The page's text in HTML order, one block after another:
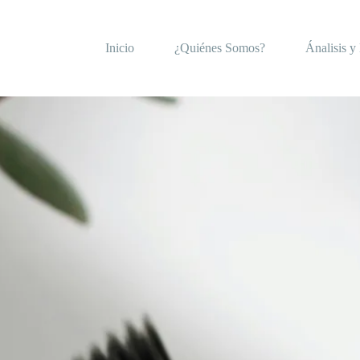
Inicio ¿Quiénes Somos? Ánalisis y